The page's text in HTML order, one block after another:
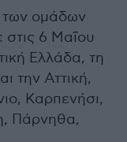
των ομάδων
στις 6 Μαΐου
Ελλάδα, τη
την Αττική,
Καρπενήσι,
Πάρνηθα,